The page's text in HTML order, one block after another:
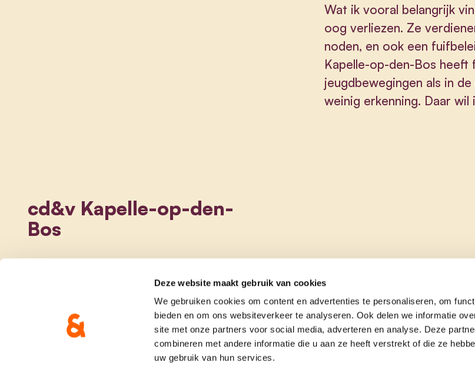
Deze website maakt gebruik van cookies
We gebruiken cookies om content en advertenties te personaliseren, om
bieden en om ons websiteverkeer te analyseren. Ook delen we informatie
site met onze partners voor social media, adverteren en analyse. Deze
combineren met andere informatie die u aan ze heeft verstrekt of die ze
uw gebruik van hun services.
Wat ik vooral belangrijk
oog verliezen. Ze
noden, en ook een
Kapelle-op-den-Bos heeft
jeugdbewegingen als in
weinig erkenning. Daar
cd&v Kapelle-op-den-
Bos